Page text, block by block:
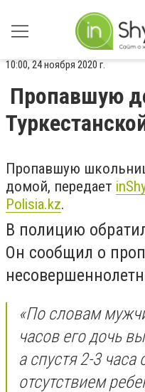
10:00, 24 ноября 2020 г.
Пропавшую
Пропавшую
домой, передает
Polisia.kz.
В полицию
Он сообщил о
«По словам
часов его дочь
а спустя 2-3
отсутствием